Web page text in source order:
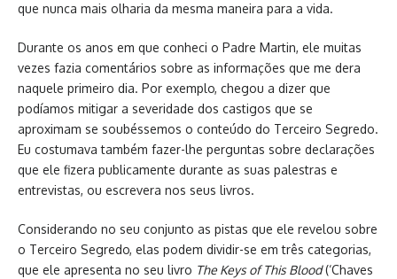
que nunca mais olharia da mesma maneira para a vida.
Durante os anos em que conheci o Padre Martin, ele muitas
vezes fazia comentários sobre as informações que me dera
naquele primeiro dia. Por exemplo, chegou a dizer que
podíamos mitigar a severidade dos castigos que se
aproximam se soubéssemos o conteúdo do Terceiro Segredo.
Eu costumava também fazer-lhe perguntas sobre declarações
que ele fizera publicamente durante as suas palestras e
entrevistas, ou escrevera nos seus livros.
Considerando no seu conjunto as pistas que ele revelou sobre
o Terceiro Segredo, elas podem dividir-se em três categorias,
que ele apresenta no seu livro The Keys of This Blood(‘Chaves